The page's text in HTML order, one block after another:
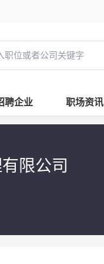
聘企业 职场资讯
限公司